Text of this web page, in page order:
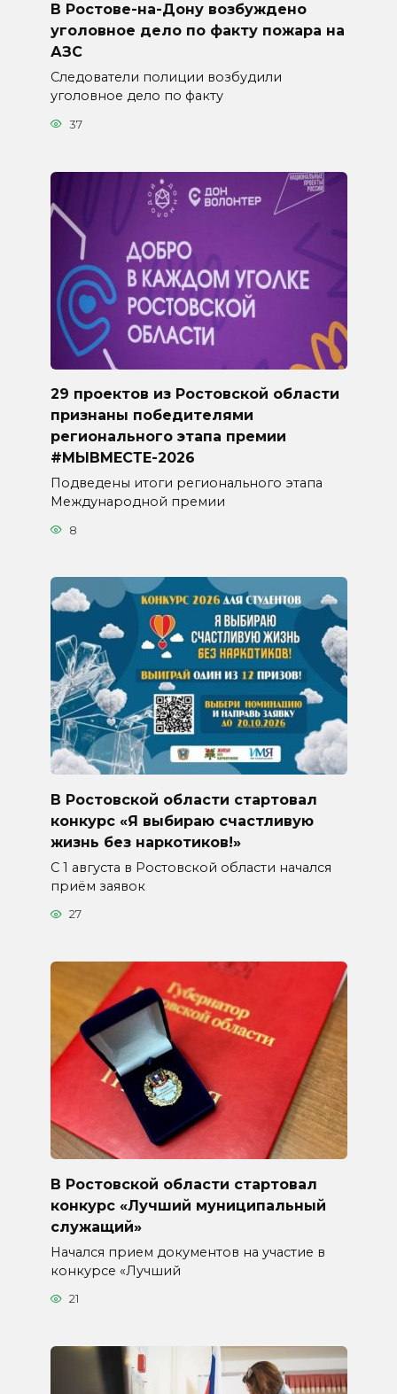
В Ростове-на-Дону возбуждено
уголовное дело по факту пожара на
АЗС
Следователи полиции возбудили
уголовное дело по факту
37
29 проектов из Ростовской области
признаны победителями
регионального этапа премии
#МЫВМЕСТЕ-2026
Подведены итоги регионального этапа
Международной премии
8
В Ростовской области стартовал
конкурс «Я выбираю счастливую
жизнь без наркотиков!»
С 1 августа в Ростовской области начался
приём заявок
27
В Ростовской области стартовал
конкурс «Лучший муниципальный
служащий»
Начался прием документов на участие в
конкурсе «Лучший
21